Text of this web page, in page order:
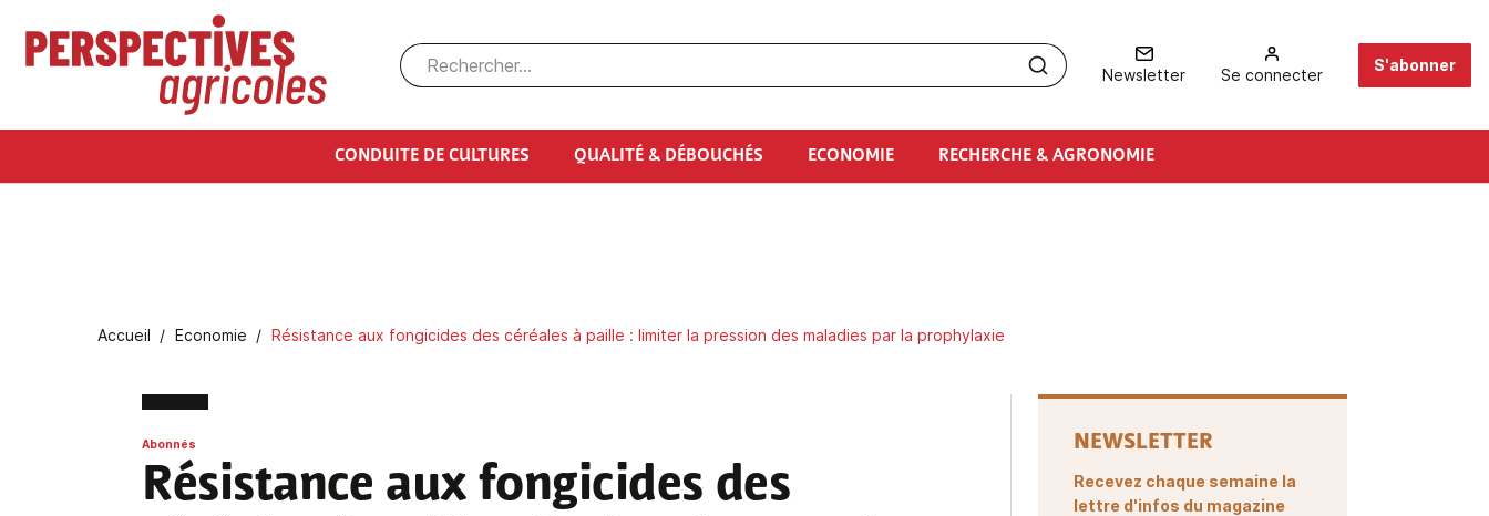
Aller au contenu principal
Newsletter Se connecter
S'abonner
CONDUITE DE CULTURES QUALITÉ & DÉBOUCHÉS ECONOMIE RECHERCHE & AGRONOMIE
Fil d'Ariane
Accueil Economie Résistance aux fongicides des céréales à paille : limiter la pression des maladies par la prophylaxie
Abonnés
Résistance aux fongicides des
NEWSLETTER
Recevez chaque semaine la
lettre d'infos du magazine